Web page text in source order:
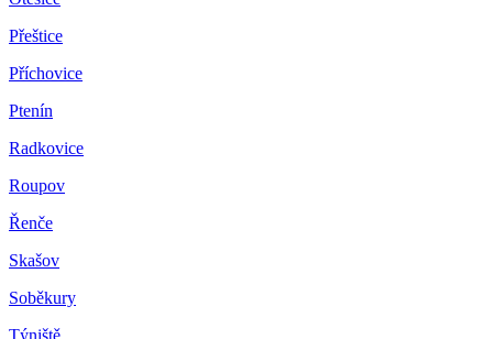
Přeštice
Příchovice
Ptenín
Radkovice
Roupov
Řenče
Skašov
Soběkury
Týniště